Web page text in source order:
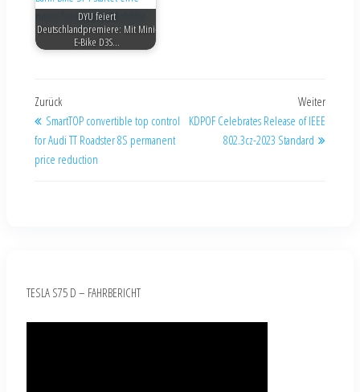
DYU feiert
Deutschlandpremiere: Mit Mini-
E-Bike D3S…
Zurück
SmartTOP convertible top control
for Audi TT Roadster 8S permanent
price reduction
Weiter
KDPOF Celebrates Release of IEEE
802.3cz-2023 Standard
TESLA S75 D – FAHRBERICHT